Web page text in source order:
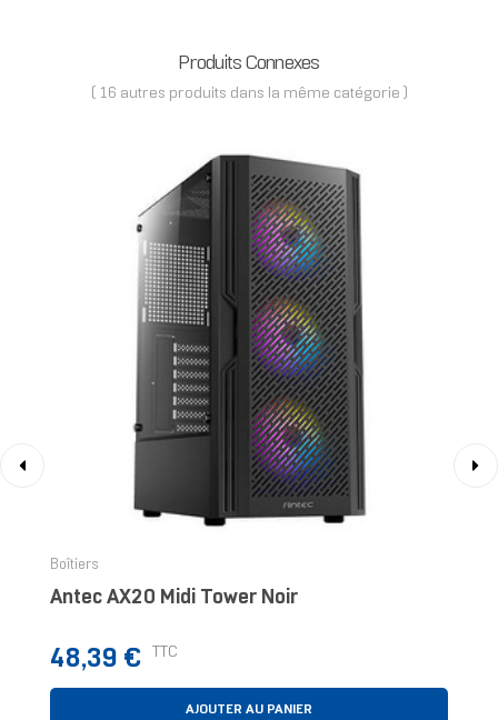
Produits Connexes
( 16 autres produits dans la même catégorie )
Boîtiers
Antec AX20 Midi Tower Noir
Prix
48,39 € TTC
AJOUTER AU PANIER